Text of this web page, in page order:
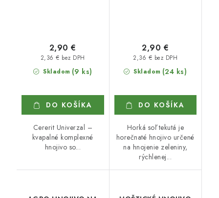
Skladom (9 ks)
2,36 € bez DPH
2,90 €
DO KOŠÍKA
Cererit Univerzal –
kvapalné komplexné
hnojivo so...
Skladom (24 ks)
2,36 € bez DPH
2,90 €
DO KOŠÍKA
Horká soľ tekutá je
horečnaté hnojivo určené
na hnojenie zeleniny,
rýchlenej...